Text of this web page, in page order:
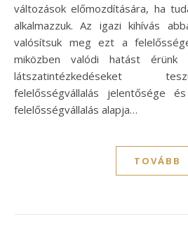
változások előmozdítására, ha
alkalmazzuk. Az igazi kihívás
valósítsuk meg ezt a
miközben valódi hatást
látszatintézkedéseket
felelősségvállalás jelentősége
felelősségvállalás alapja…
TOVÁBB